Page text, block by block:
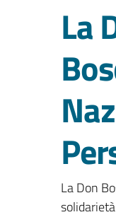
La
La Don